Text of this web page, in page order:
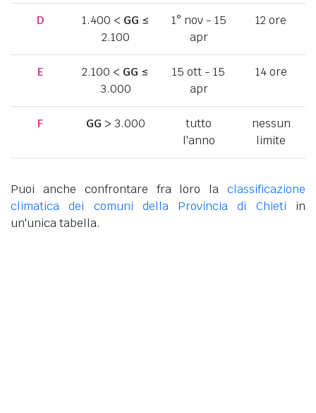
D 1.400 < GG ≤
2.100
1° nov - 15
apr
12 ore
E 2.100 < GG ≤
3.000
15 ott - 15
apr
14 ore
F GG > 3.000
tutto
l'anno
nessun
limite
Puoi anche confrontare fra loro la classificazione
climatica dei comuni della Provincia di Chieti in
un'unica tabella.